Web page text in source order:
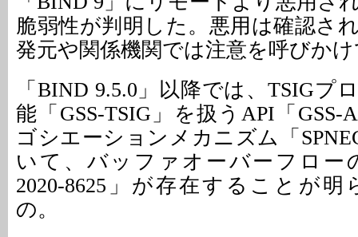
脆弱性が判明した。悪用は確認さ
発元や関係機関では注意を呼びか
「BIND 9.5.0」以降では、TSIGプ
能「GSS-TSIG」を扱うAPI「
ゴシエーションメカニズム「
いて、バッファオーバーフロー
2020-8625」が存在することが
の。